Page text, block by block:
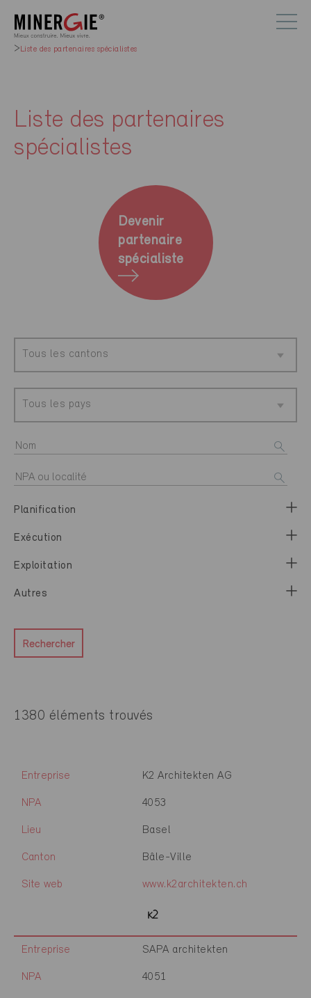
Liste des partenaires spécialistes
Liste des partenaires
spécialistes
Devenir
partenaire
spécialiste
Tous les cantons
Tous les pays
Planification
Exécution
Exploitation
Autres
Rechercher
1380 éléments trouvés
Entreprise K2 Architekten AG
NPA 4053
Lieu Basel
Canton Bâle-Ville
Site web www.k2architekten.ch
Entreprise SAPA architekten
NPA 4051